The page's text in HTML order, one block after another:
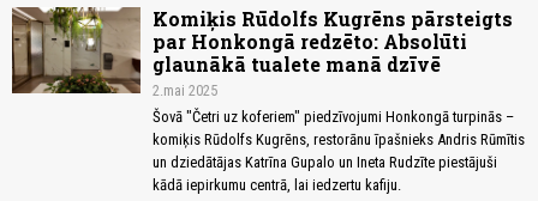
Komiķis Rūdolfs Kugrēns pārsteigts
par Honkongā redzēto: Absolūti
glaunākā tualete manā dzīvē
2.mai 2025
Šovā "Četri uz koferiem" piedzīvojumi Honkongā turpinās –
komiķis Rūdolfs Kugrēns, restorānu īpašnieks Andris Rūmītis
un dziedātājas Katrīna Gupalo un Ineta Rudzīte piestājuši
kādā iepirkumu centrā, lai iedzertu kafiju.